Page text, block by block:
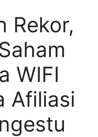
Rekor,
WIFI
Afiliasi